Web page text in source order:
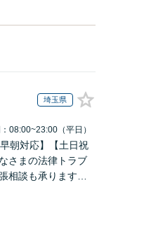
埼玉県
08:00~23:00（平日）
朝対応】【土日祝
さまの法律トラブ
相談も承ります。